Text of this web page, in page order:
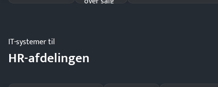
IT-systemer til
HR-afdelingen